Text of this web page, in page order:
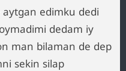
edimku dedi
dedam iy
man bilaman de dep
sekin silap